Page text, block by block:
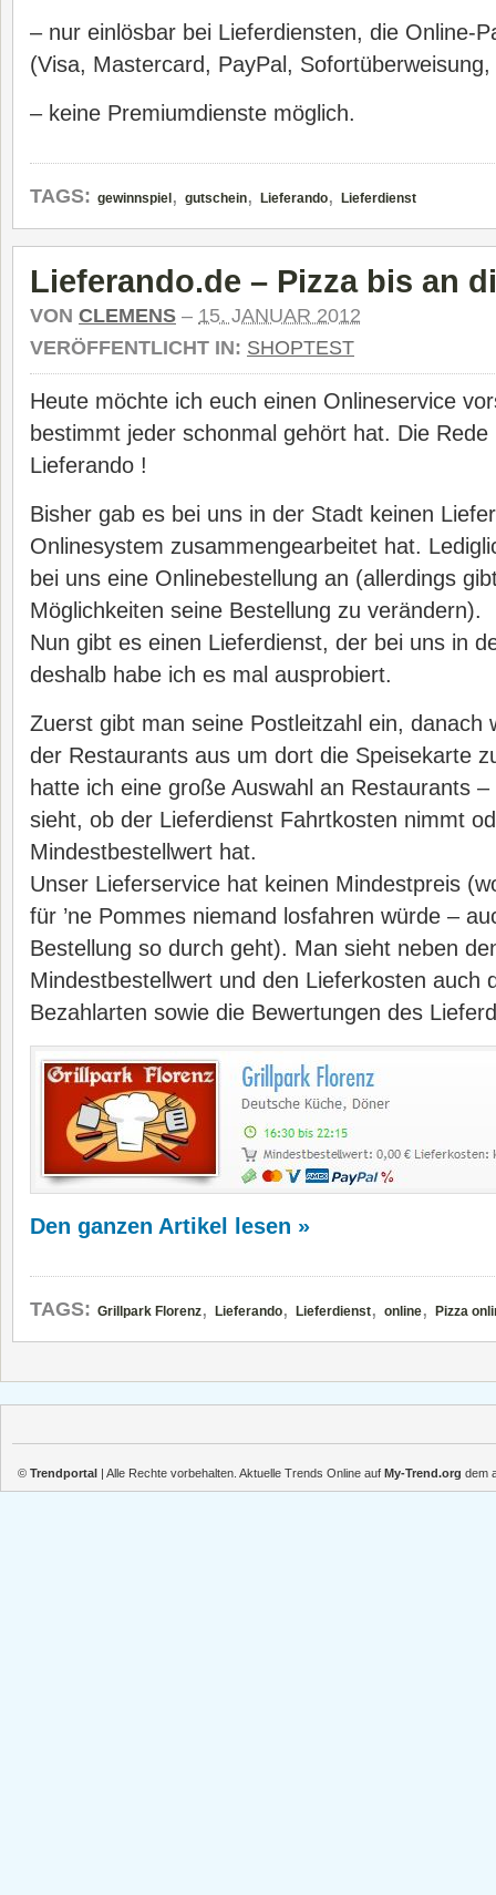
– nur einlösbar bei Lieferdiensten, die Online-
(Visa, Mastercard, PayPal,
– keine Premiumdienste möglich.
TAGS: gewinnspiel , gutschein, Lieferando, Lieferdienst
Lieferando.de – Pizza bis an
VON CLEMENS – 15. JANUAR 2012
VERÖFFENTLICHT IN: SHOPTEST
Heute möchte ich euch einen Onlineservice
bestimmt jeder schonmal gehört hat. Die
Lieferando !
Bisher gab es bei uns in der Stadt keinen
Onlinesystem zusammengearbeitet hat.
bei uns eine Onlinebestellung an (allerdings
Möglichkeiten seine Bestellung zu verändern).
Nun gibt es einen Lieferdienst, der bei uns in
deshalb habe ich es mal ausprobiert.
Zuerst gibt man seine Postleitzahl ein, danach
der Restaurants aus um dort die Speisekarte
hatte ich eine große Auswahl an Restaurants
sieht, ob der Lieferdienst Fahrtkosten nimmt
Mindestbestellwert hat.
Unser Lieferservice hat keinen Mindestpreis
für ’ne Pommes niemand losfahren würde –
Bestellung so durch geht). Man sieht neben
Mindestbestellwert und den Lieferkosten auch
Bezahlarten sowie die Bewertungen des
Den ganzen Artikel lesen »
TAGS: Grillpark Florenz, Lieferando, Lieferdienst, online, Pizza
© Trendportal | Alle Rechte vorbehalten. Aktuelle Trends Online auf My-Trend.org dem